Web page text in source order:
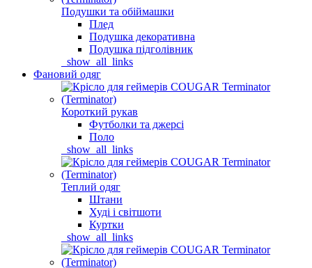
Подушки та обіймашки
Плед
Подушка декоративна
Подушка підголівник
_show_all_links
Фановий одяг
Короткий рукав
Футболки та джерсі
Поло
_show_all_links
Теплий одяг
Штани
Худі і світшоти
Куртки
_show_all_links